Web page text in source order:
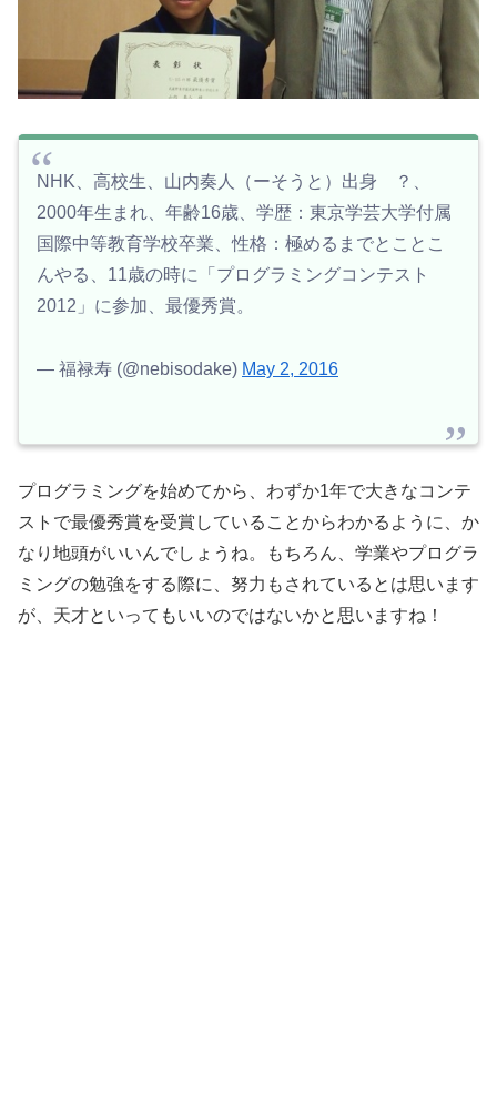
NHK、高校生、山内奏人（ーそうと）出身 ？、
2000年生まれ、年齢16歳、学歴：東京学芸大学付属
国際中等教育学校卒業、性格：極めるまでとことこ
んやる、11歳の時に「プログラミングコンテスト
2012」に参加、最優秀賞。
— 福禄寿 (@nebisodake) May 2, 2016
プログラミングを始めてから、わずか1年で大きなコンテ
ストで最優秀賞を受賞していることからわかるように、か
なり地頭がいいんでしょうね。もちろん、学業やプログラ
ミングの勉強をする際に、努力もされているとは思います
が、天才といってもいいのではないかと思いますね！